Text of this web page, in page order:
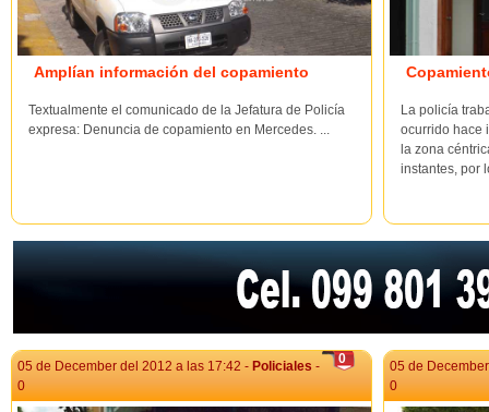
Amplían información del copamiento
Textualmente el comunicado de la Jefatura de Policía
expresa: Denuncia de copamiento en Mercedes. ...
La policía
ocurrido hace
la zona
instantes, por
0
05 de December del 2012 a las 17:42 - Policiales -
0
05 de
0